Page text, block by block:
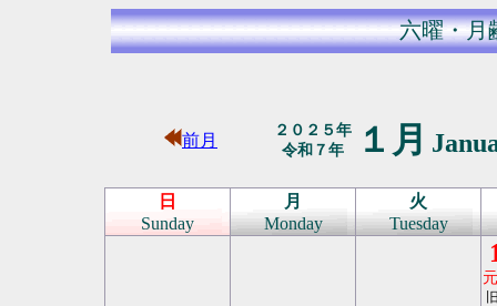
六曜・月
前月
２０２５年
令和７年
１月
日
Sunday
月
Monday
火
Tuesday